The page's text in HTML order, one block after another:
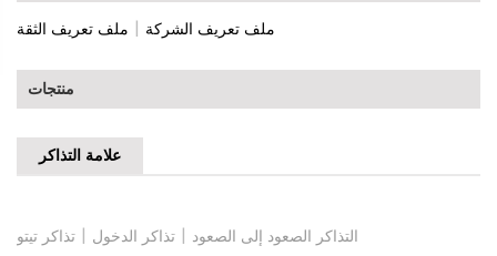
ملف تعريف الشركة | ملف تعريف الثقة
منتجات
علامة التذاكر
التذاكر الصعود إلى الصعود | تذاكر الدخول | تذاكر تيتو